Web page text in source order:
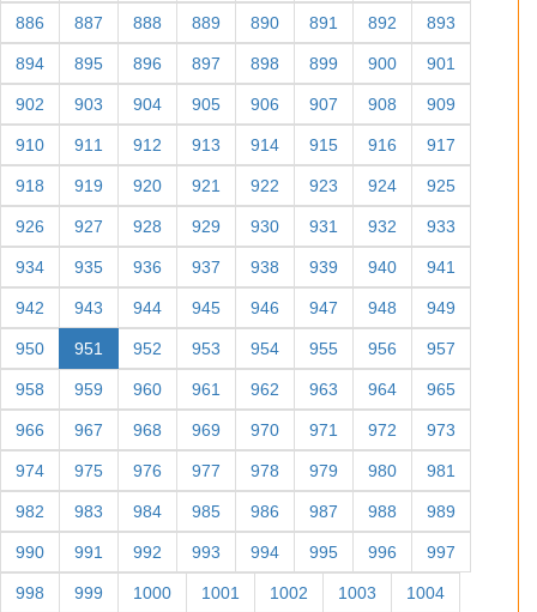
886 887 888 889 890 891 892 893
894 895 896 897 898 899 900 901
902 903 904 905 906 907 908 909
910 911 912 913 914 915 916 917
918 919 920 921 922 923 924 925
926 927 928 929 930 931 932 933
934 935 936 937 938 939 940 941
942 943 944 945 946 947 948 949
950 951 952 953 954 955 956 957
958 959 960 961 962 963 964 965
966 967 968 969 970 971 972 973
974 975 976 977 978 979 980 981
982 983 984 985 986 987 988 989
990 991 992 993 994 995 996 997
998 999 1000 1001 1002 1003 1004